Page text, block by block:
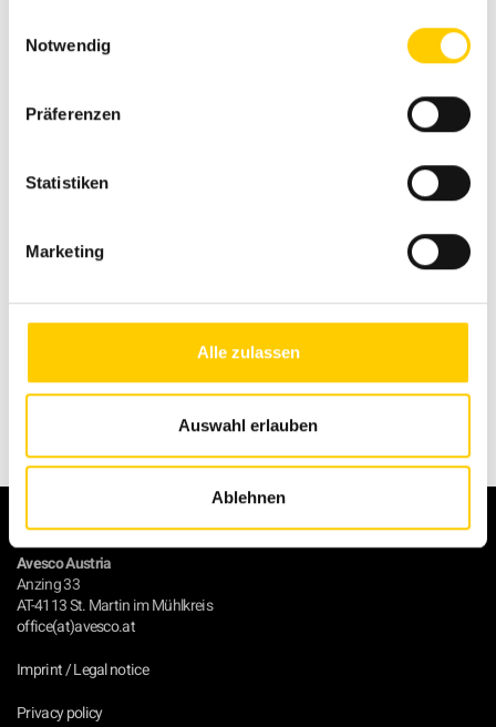
Notwendig
Präferenzen
Statistiken
Marketing
Alle zulassen
Auswahl erlauben
Ablehnen
runde Sperrachsen mit Schnellwechsel-System
RAMLUBE II (vollautomatische Schmieranlage)
Avesco Austria
Anzing 33
AT-4113 St. Martin im Mühlkreis
office(at)avesco.at
Imprint / Legal notice
Privacy policy